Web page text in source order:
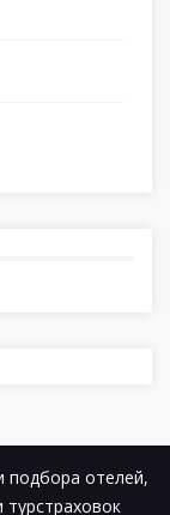
отелей,
турстраховок